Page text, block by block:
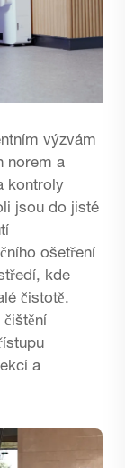
výzvám
norem a
kontroly
jsou do jisté
ošetření
kde
čistotě.
a